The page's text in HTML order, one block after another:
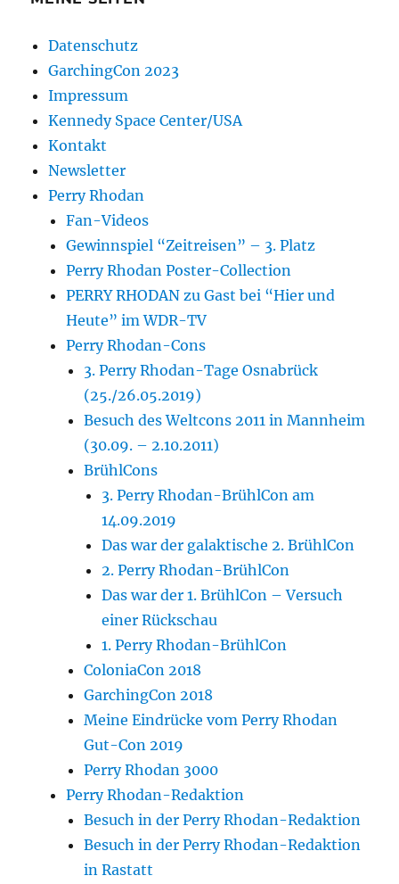
Datenschutz
GarchingCon 2023
Impressum
Kennedy Space Center/USA
Kontakt
Newsletter
Perry Rhodan
Fan-Videos
Gewinnspiel “Zeitreisen” – 3. Platz
Perry Rhodan Poster-Collection
PERRY RHODAN zu Gast bei “Hier und
Heute” im WDR-TV
Perry Rhodan-Cons
3. Perry Rhodan-Tage Osnabrück
(25./26.05.2019)
Besuch des Weltcons 2011 in Mannheim
(30.09. – 2.10.2011)
BrühlCons
3. Perry Rhodan-BrühlCon am
14.09.2019
Das war der galaktische 2. BrühlCon
2. Perry Rhodan-BrühlCon
Das war der 1. BrühlCon – Versuch
einer Rückschau
1. Perry Rhodan-BrühlCon
ColoniaCon 2018
GarchingCon 2018
Meine Eindrücke vom Perry Rhodan
Gut-Con 2019
Perry Rhodan 3000
Perry Rhodan-Redaktion
Besuch in der Perry Rhodan-Redaktion
Besuch in der Perry Rhodan-Redaktion
in Rastatt